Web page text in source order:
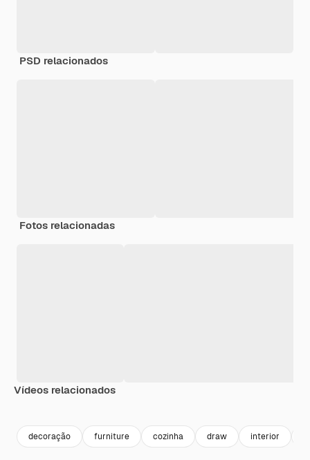
PSD relacionados
Fotos relacionadas
Vídeos relacionados
decoração furniture cozinha draw interior